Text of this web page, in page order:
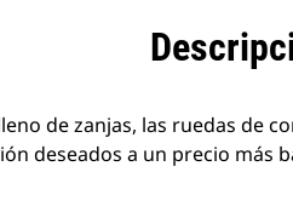
de zanjas, las ruedas de
deseados a un precio más